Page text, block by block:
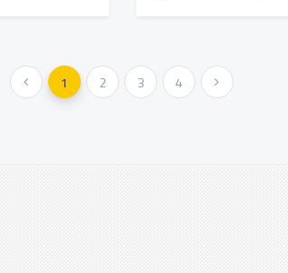
« Previous 1 2 3 4 Next »